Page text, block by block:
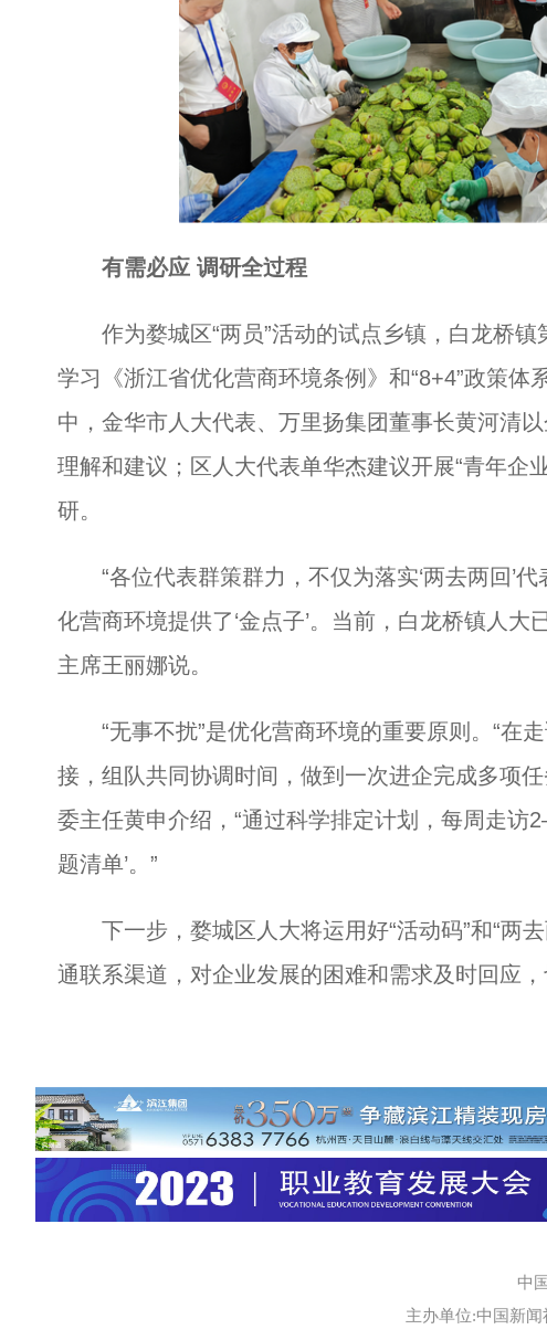
有需必应 调研全过程
作为婺城区“两员”活动的试点乡镇，白龙桥镇
学习《浙江省优化营商环境条例》和“8+4”政策体
中，金华市人大代表、万里扬集团董事长黄河清
理解和建议；区人大代表单华杰建议开展“青年企
研。
“各位代表群策群力，不仅为落实‘两去两回’代
化营商环境提供了‘金点子’。当前，白龙桥镇人大
主席王丽娜说。
“无事不扰”是优化营商环境的重要原则。“在
接，组队共同协调时间，做到一次进企完成多项
委主任黄申介绍，“通过科学排定计划，每周走访
题清单’。”
下一步，婺城区人大将运用好“活动码”和“两去
通联系渠道，对企业发展的困难和需求及时回应，
中
主办单位:中国新